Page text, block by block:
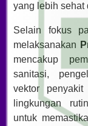
yang lebih sehat
Selain fokus
melaksanakan
mencakup
sanitasi,
vektor
lingkungan
untuk